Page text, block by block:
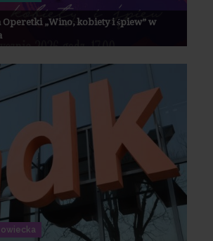
Operetki „Wino, kobiety i śpiew” w